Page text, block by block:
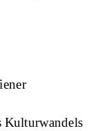
Kulturwandels